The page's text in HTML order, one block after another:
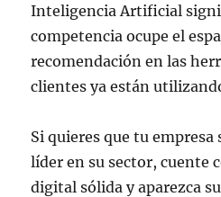
Inteligencia Artificial
competencia ocupe el
recomendación en las
clientes ya están
Si quieres que tu empresa
líder en su sector, cuente
digital sólida y aparezca